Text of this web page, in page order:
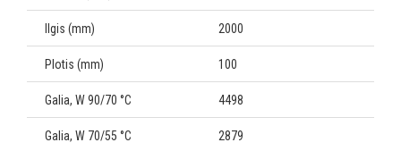
Ilgis (mm) 2000
Plotis (mm) 100
Galia, W 90/70 °C 4498
Galia, W 70/55 °C 2879